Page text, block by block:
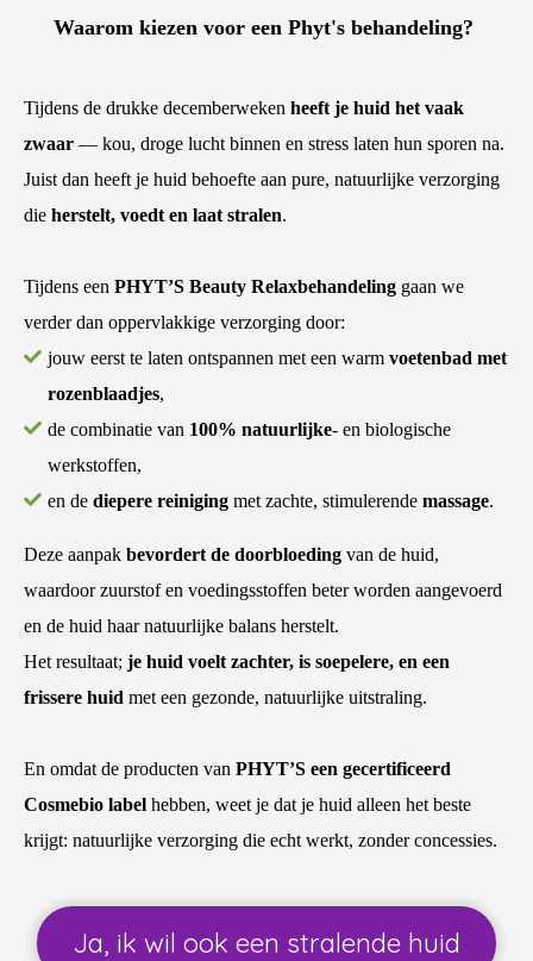
Waarom kiezen voor een Phyt's behandeling?
Tijdens de drukke decemberweken heeft je huid het vaak
zwaar — kou, droge lucht binnen en stress laten hun sporen na.
Juist dan heeft je huid behoefte aan pure, natuurlijke verzorging
die herstelt, voedt en laat stralen.
Tijdens een PHYT’S Beauty Relaxbehandeling gaan we
verder dan oppervlakkige verzorging door:
jouw eerst te laten ontspannen met een warmvoetenbad met
rozenblaadjes,
de combinatie van 100% natuurlijke- en biologische
werkstoffen,
en dediepere reiniging met zachte, stimulerendemassage.
Deze aanpak bevordert de doorbloeding van de huid,
waardoor zuurstof en voedingsstoffen beter worden aangevoerd
en de huid haar natuurlijke balans herstelt.
Het resultaat; je huid voelt zachter, is soepelere, en een
frissere huid met een gezonde, natuurlijke uitstraling.
En omdat de producten van PHYT’S een gecertificeerd
Cosmebio label hebben, weet je dat je huid alleen het beste
krijgt: natuurlijke verzorging die echt werkt, zonder concessies.
Ja, ik wil ook een stralende huid